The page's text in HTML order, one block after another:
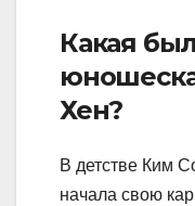
Какая
Хен?
В детстве Ким
начала свою